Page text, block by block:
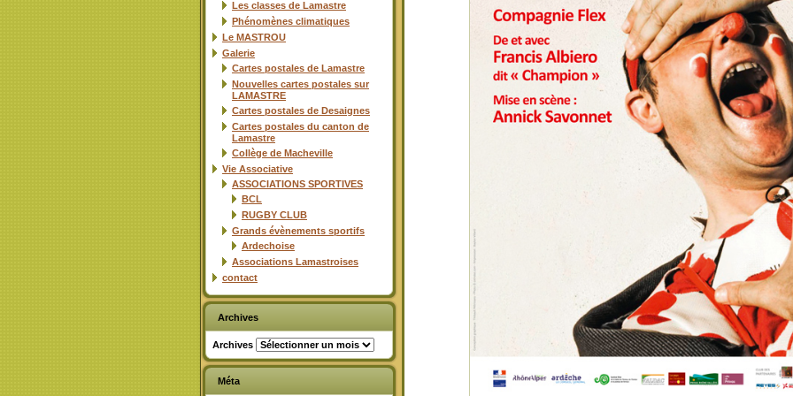
Les classes de Lamastre
Phénomènes climatiques
Le MASTROU
Galerie
Cartes postales de Lamastre
Nouvelles cartes postales sur
LAMASTRE
Cartes postales de Desaignes
Cartes postales du canton de
Lamastre
Collège de Macheville
Vie Associative
ASSOCIATIONS SPORTIVES
BCL
RUGBY CLUB
Grands évènements sportifs
Ardechoise
Associations Lamastroises
contact
Archives
Archives
Méta